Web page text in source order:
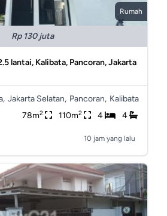
Rumah
Rp 130 juta
lantai, Kalibata, Pancoran, Jakarta
Jakarta Selatan, Pancoran, Kalibata
78m2 110m2 4 4
10 jam yang lalu